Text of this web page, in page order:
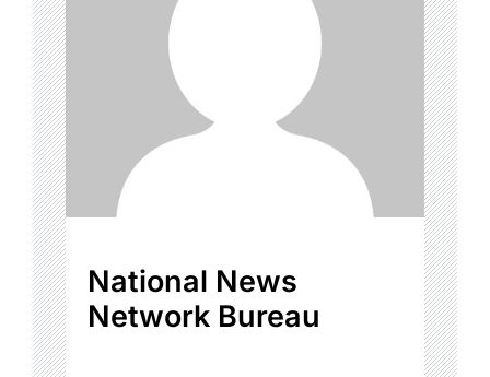
National News
Network Bureau